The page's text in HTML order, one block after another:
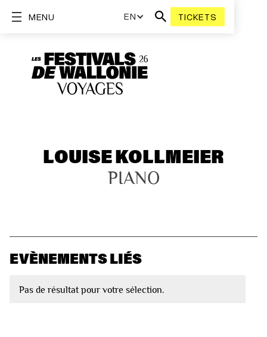
EN TICKETS
MENU
LOUISE KOLLMEIER
PIANO
EVÈNEMENTS LIÉS
Pas de résultat pour votre sélection.